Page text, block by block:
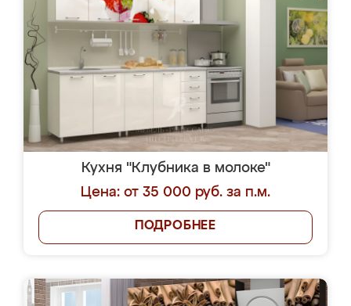
Кухня "Клубника в молоке"
Цена: от 35 000 руб. за п.м.
ПОДРОБНЕЕ